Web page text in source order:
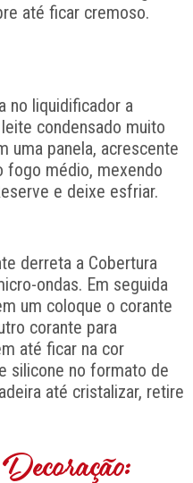
até ficar cremoso.
no liquidificador a
condensado muito
uma panela, acrescente
fogo médio, mexendo
e deixe esfriar.
derreta a Cobertura
ondas. Em seguida
um coloque o corante
corante para
até ficar na cor
silicone no formato de
até cristalizar, retire